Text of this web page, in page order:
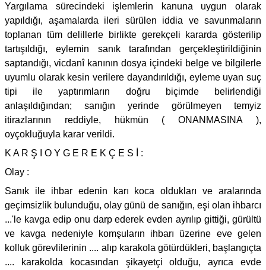
Yargılama sürecindeki işlemlerin kanuna uygun olarak
yapıldığı, aşamalarda ileri sürülen iddia ve savunmaların
toplanan tüm delillerle birlikte gerekçeli kararda gösterilip
tartışıldığı, eylemin sanık tarafından gerçekleştirildiğinin
saptandığı, vicdanî kanının dosya içindeki belge ve bilgilerle
uyumlu olarak kesin verilere dayandırıldığı, eyleme uyan suç
tipi ile yaptırımların doğru biçimde belirlendiği
anlaşıldığından; sanığın yerinde görülmeyen temyiz
itirazlarının reddiyle, hükmün ( ONANMASINA ),
oyçokluğuyla karar verildi.
K A R Ş I O Y G E R E K Ç E S İ :
Olay :
Sanık ile ihbar edenin karı koca oldukları ve aralarında
geçimsizlik bulunduğu, olay günü de sanığın, eşi olan ihbarcı
...'le kavga edip onu darp ederek evden ayrılıp gittiği, gürültü
ve kavga nedeniyle komşuların ihbarı üzerine eve gelen
kolluk görevlilerinin .... alıp karakola götürdükleri, başlangıçta
.... karakolda kocasından şikayetçi olduğu, ayrıca evde